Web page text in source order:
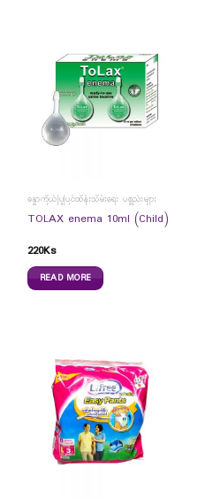
ခန္ဓာကိုယ်ပြုပြင်ထိန်းသိမ်းရေး ပစ္စည်းများ
TOLAX enema 10ml (Child)
220Ks
READ MORE